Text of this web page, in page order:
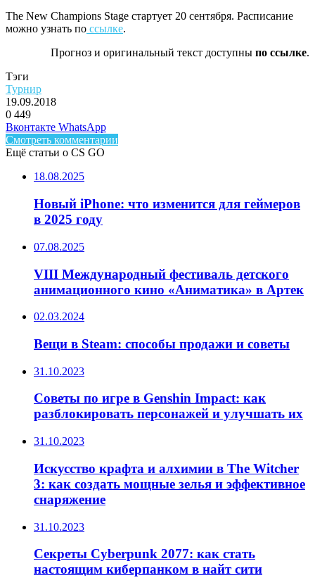
The New Champions Stage стартует 20 сентября. Расписание
можно узнать по ссылке.
Прогноз и оригинальный текст доступны по ссылке.
Тэги
Турнир
19.09.2018
0 449
Facebook
Twitter
LinkedIn
Вконтакте WhatsAppTelegram
Смотреть комментарии
Ещё статьи о CS GO
18.08.2025
Новый iPhone: что изменится для геймеров
в 2025 году
07.08.2025
VIII Международный фестиваль детского
анимационного кино «Аниматика» в Артек
02.03.2024
Вещи в Steam: способы продажи и советы
31.10.2023
Советы по игре в Genshin Impact: как
разблокировать персонажей и улучшать их
31.10.2023
Искусство крафта и алхимии в The Witcher
3: как создать мощные зелья и эффективное
снаряжение
31.10.2023
Секреты Cyberpunk 2077: как стать
настоящим киберпанком в найт сити